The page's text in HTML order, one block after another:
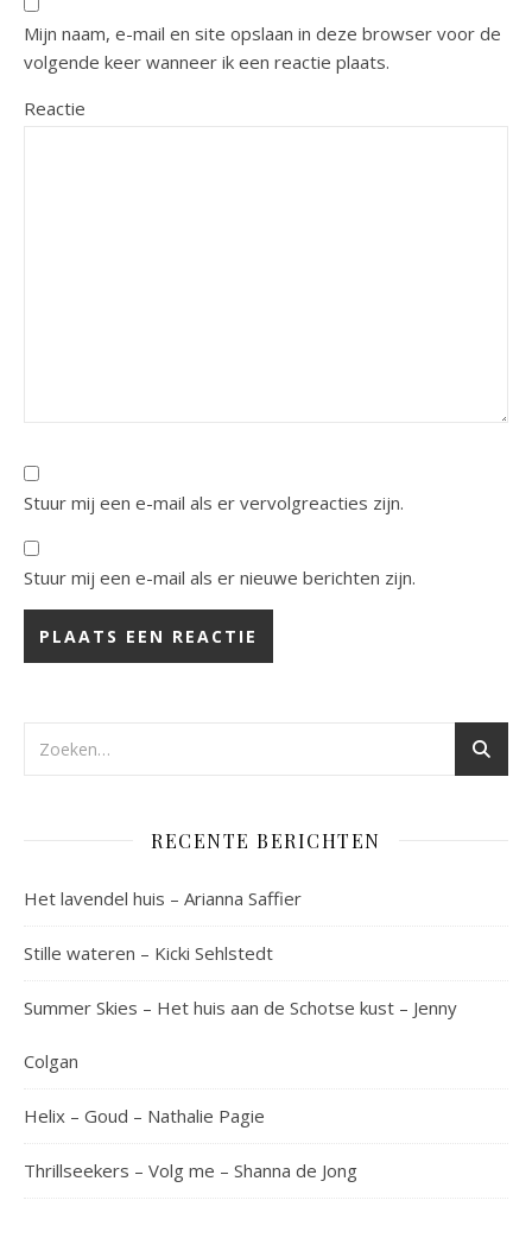
Mijn naam, e-mail en site opslaan in deze browser voor de
volgende keer wanneer ik een reactie plaats.
Reactie
Stuur mij een e-mail als er vervolgreacties zijn.
Stuur mij een e-mail als er nieuwe berichten zijn.
RECENTE BERICHTEN
Het lavendel huis – Arianna Saffier
Stille wateren – Kicki Sehlstedt
Summer Skies – Het huis aan de Schotse kust – Jenny
Colgan
Helix – Goud – Nathalie Pagie
Thrillseekers – Volg me – Shanna de Jong